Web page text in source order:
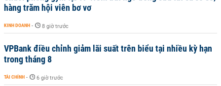
hàng trăm hội viên bơ vơ
KINH DOANH - 8 giờ trước
VPBank điều chỉnh giảm lãi suất trên biểu tại nhiều kỳ hạn
trong tháng 8
TÀI CHÍNH - 6 giờ trước